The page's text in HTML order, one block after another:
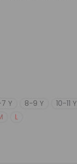
Y 8-9 Y 10-11 Y
L